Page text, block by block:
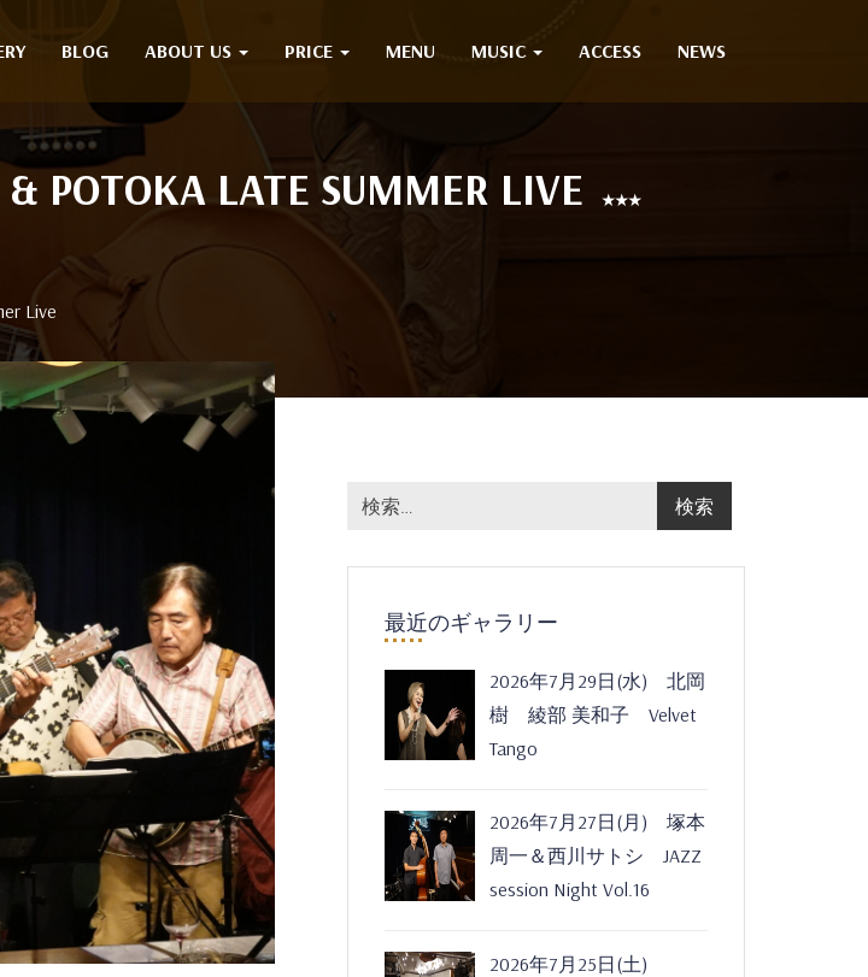
BLOG ABOUT US PRICE MENU MUSIC ACCESS NEWS
POTOKA LATE SUMMER LIVE
Live
最近のギャラリー
2026年7月29日(水) 北岡
樹 綾部 美和子 Velvet
Tango
2026年7月27日(月) 塚本
周一＆西川サトシ JAZZ
session Night Vol.16
2026年7月25日(土)